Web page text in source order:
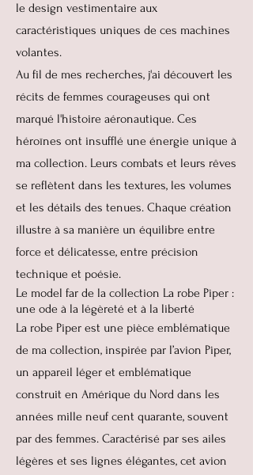
le design vestimentaire aux
caractéristiques uniques de ces machines
volantes.
Au fil de mes recherches, j'ai découvert les
récits de femmes courageuses qui ont
marqué l'histoire aéronautique. Ces
héroïnes ont insufflé une énergie unique à
ma collection. Leurs combats et leurs rêves
se reflètent dans les textures, les volumes
et les détails des tenues. Chaque création
illustre à sa manière un équilibre entre
force et délicatesse, entre précision
technique et poésie.
Le model far de la collection La robe Piper :
une ode à la légèreté et à la liberté
La robe Piper est une pièce emblématique
de ma collection, inspirée par l’avion Piper,
un appareil léger et emblématique
construit en Amérique du Nord dans les
années mille neuf cent quarante, souvent
par des femmes. Caractérisé par ses ailes
légères et ses lignes élégantes, cet avion